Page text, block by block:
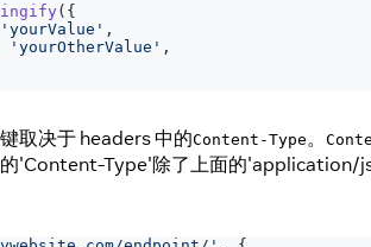
( {
'yourValue' ,
'yourOtherValue' ,
取决于 headers 中的Content-Type 。
'Content-Type'除了上面的'application/